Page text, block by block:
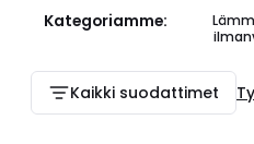
Kategoriamme:
Kaikki suodattimet